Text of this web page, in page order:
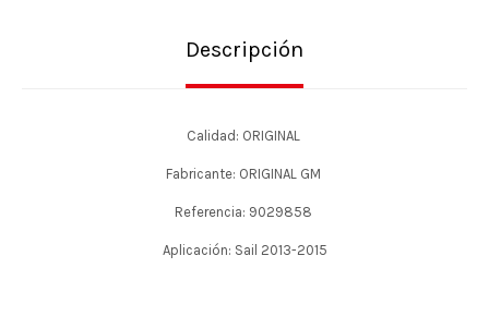
Descripción
Calidad: ORIGINAL
Fabricante: ORIGINAL GM
Referencia: 9029858
Aplicación: Sail 2013-2015